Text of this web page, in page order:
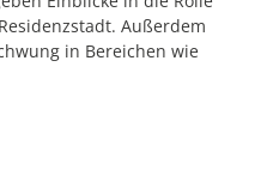
Außerdem
in Bereichen wie